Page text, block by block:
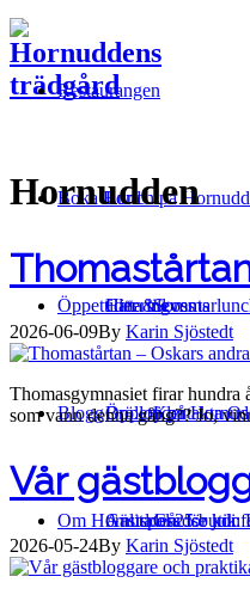
Restaurangen
Lunch på
Catering
Bröllop på
Anlita oss för
Boka Bord
Hitta till oss
Kontakta
Öppettider & events
Öppettider
Gårdsbutik
Gästspel 25:e juli:
Blogg
Om Hornudden
Hornudden
2026-06-09By Karin Sjöstedt
Thomasgymnasiet firar hundra
som vann denna gång?? Jo,
Vår
2026-05-24By Karin Sjöstedt